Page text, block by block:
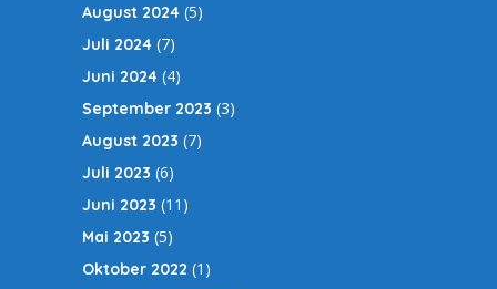
August 2024 (5)
Juli 2024 (7)
Juni 2024 (4)
September 2023 (3)
August 2023 (7)
Juli 2023 (6)
Juni 2023 (11)
Mai 2023 (5)
Oktober 2022 (1)